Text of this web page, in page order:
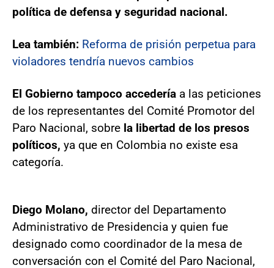
política de defensa y seguridad nacional.
Lea también: Reforma de prisión perpetua para
violadores tendría nuevos cambios
El Gobierno tampoco accedería a las peticiones
de los representantes del Comité Promotor del
Paro Nacional, sobre la libertad de los presos
políticos, ya que en Colombia no existe esa
categoría.
Diego Molano, director del Departamento
Administrativo de Presidencia y quien fue
designado como coordinador de la mesa de
conversación con el Comité del Paro Nacional,